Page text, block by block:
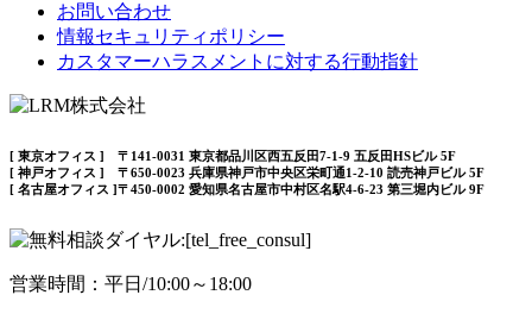
お問い合わせ
情報セキュリティポリシー
カスタマーハラスメントに対する行動指針
[ 東京オフィス ] 〒141-0031 東京都品川区西五反田7-1-9 五反田HSビル 5F
[ 神戸オフィス ] 〒650-0023 兵庫県神戸市中央区栄町通1-2-10 読売神戸ビル 5F
[ 名古屋オフィス ]〒450-0002 愛知県名古屋市中村区名駅4-6-23 第三堀内ビル 9F
営業時間：平日/10:00～18:00